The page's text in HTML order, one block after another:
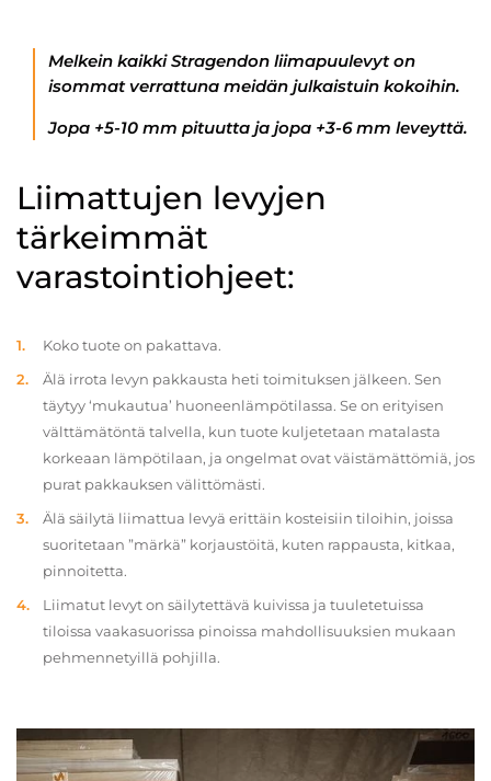
Melkein kaikki Stragendon liimapuulevyt on
isommat verrattuna meidän julkaistuin kokoihin.
Jopa +5-10 mm pituutta ja jopa +3-6 mm leveyttä.
Liimattujen levyjen
tärkeimmät
varastointiohjeet:
Koko tuote on pakattava.
Älä irrota levyn pakkausta heti toimituksen jälkeen. Sen
täytyy ‘mukautua’ huoneenlämpötilassa. Se on erityisen
välttämätöntä talvella, kun tuote kuljetetaan matalasta
korkeaan lämpötilaan, ja ongelmat ovat väistämättömiä, jos
purat pakkauksen välittömästi.
Älä säilytä liimattua levyä erittäin kosteisiin tiloihin, joissa
suoritetaan ”märkä” korjaustöitä, kuten rappausta, kitkaa,
pinnoitetta.
Liimatut levyt on säilytettävä kuivissa ja tuuletetuissa
tiloissa vaakasuorissa pinoissa mahdollisuuksien mukaan
pehmennetyillä pohjilla.